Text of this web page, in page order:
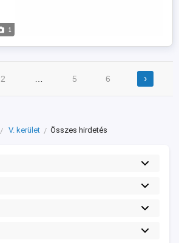
1
2 5 6 ›
V. kerület Összes hirdetés